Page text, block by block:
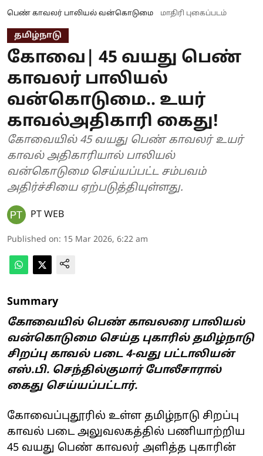
பெண் காவலர் பாலியல் வன்கொடுமை மாதிரி புகைப்படம்
தமிழ்நாடு
கோவை| 45 வயது பெண்
காவலர் பாலியல்
வன்கொடுமை.. உயர்
காவல்அதிகாரி கைது!
கோவையில் 45 வயது பெண் காவலர் உயர்
காவல் அதிகாரியால் பாலியல்
வன்கொடுமை செய்யப்பட்ட சம்பவம்
அதிர்ச்சியை ஏற்படுத்தியுள்ளது.
PT WEB
Published on: 15 Mar 2026, 6:22 am
Summary
கோவையில் பெண் காவலரை பாலியல்
வன்கொடுமை செய்த புகாரில் தமிழ்நாடு
சிறப்பு காவல் படை 4-வது பட்டாலியன்
எஸ்.பி. செந்தில்குமார் போலீசாரால்
கைது செய்யப்பட்டார்.
கோவைப்புதூரில் உள்ள தமிழ்நாடு சிறப்பு
காவல் படை அலுவலகத்தில் பணியாற்றிய
45 வயது பெண் காவலர் அளித்த புகாரின்